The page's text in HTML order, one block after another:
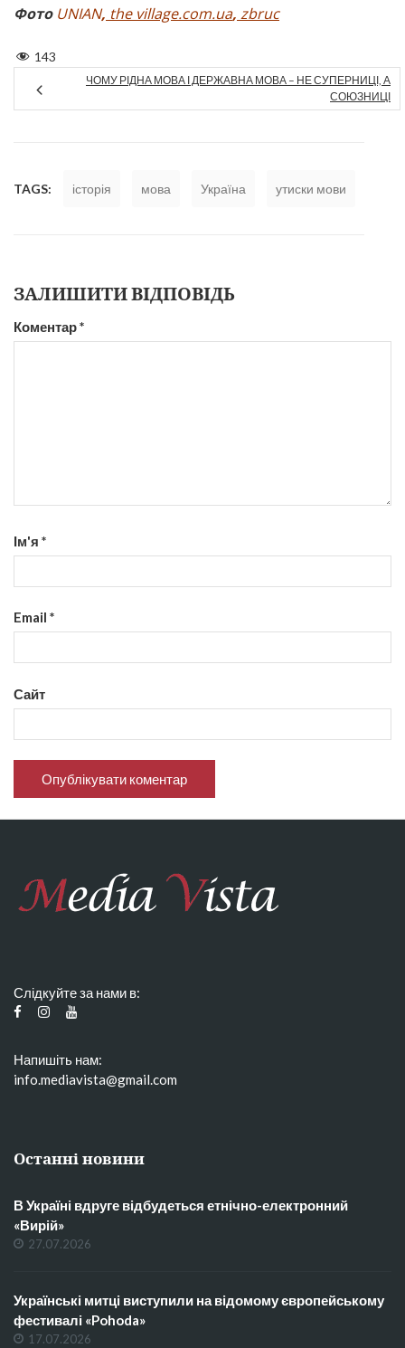
Фото UNIAN, the village.com.ua, zbruc
143
ЧОМУ РІДНА МОВА І ДЕРЖАВНА МОВА – НЕ СУПЕРНИЦІ, А
СОЮЗНИЦІ
TAGS: історія мова Україна утиски мови
ЗАЛИШИТИ ВІДПОВІДЬ
Коментар*
Ім'я *
Email *
Сайт
Слідкуйте за нами в:
Напишіть нам:
info.mediavista@gmail.com
Останні новини
В Україні вдруге відбудеться етнічно-електронний
«Вирій»
27.07.2026
Українські митці виступили на відомому європейському
фестивалі «Pohoda»
17.07.2026